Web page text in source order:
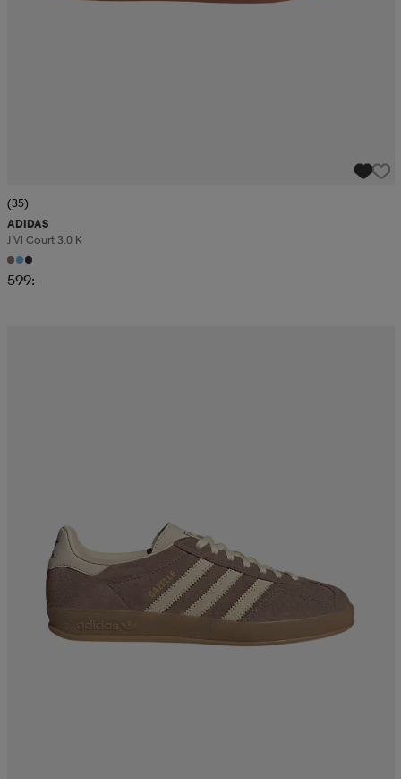
(35)
ADIDAS
J Vl Court 3.0 K
599:-